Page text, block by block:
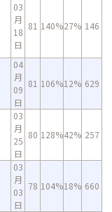
03
月
18
日
81 140%27% 146
04
月
09
日
81 106%12% 629
03
月
25
日
80 128%42% 257
03
月
03
日
78 104%18% 660